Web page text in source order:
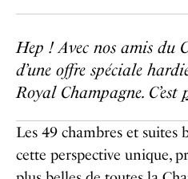
Hep ! Avec nos amis du
d’une offre spéciale
Royal Champagne. C’est
Les 49 chambres et suites
cette perspective unique,